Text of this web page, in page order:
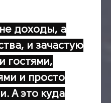
доходы, а
и зачастую
гостями,
и просто
А это куда